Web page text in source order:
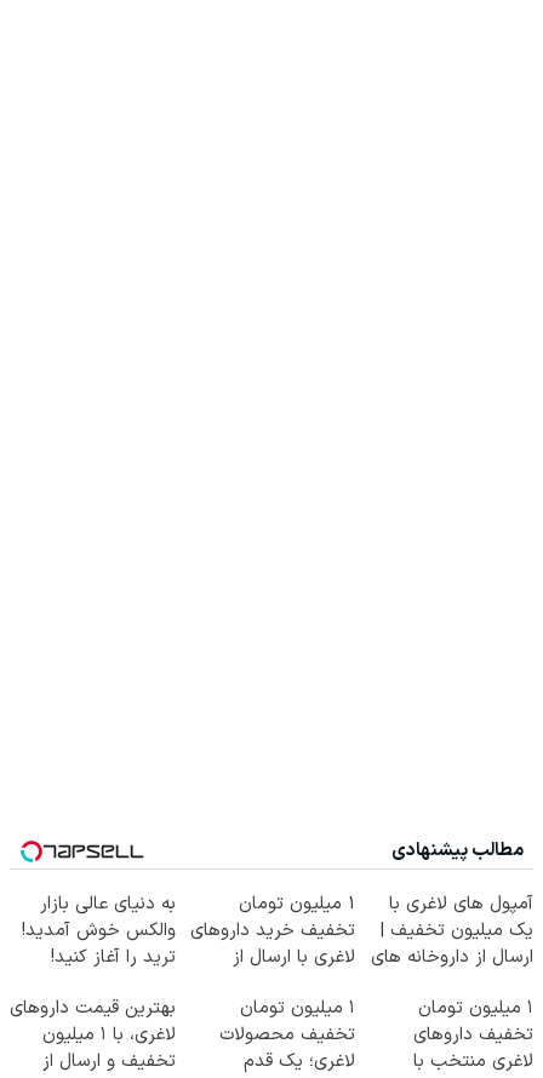
مطالب پیشنهادی
آمپول های لاغری با
یک میلیون تخفیف |
ارسال از داروخانه های
1 میلیون تومان
تخفیف خرید داروهای
لاغری با ارسال از
به دنیای عالی بازار
والکس خوش آمدید!
ترید را آغاز کنید!
۱ میلیون تومان
تخفیف داروهای
لاغری منتخب با
۱ میلیون تومان
تخفیف محصولات
لاغری؛ یک قدم
بهترین قیمت داروهای
لاغری، با ۱ میلیون
تخفیف و ارسال از